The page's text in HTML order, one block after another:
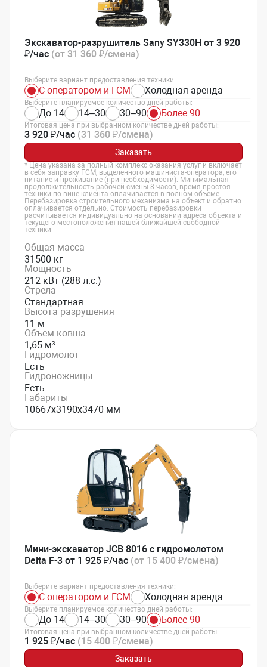
Экскаватор-разрушитель Sany SY330H от 3 920
₽/час (от 31 360 ₽/смена)
Выберите вариант предоставления техники:
С оператором и ГСМ Холодная аренда
Выберите планируемое количество дней работы:
До 14 14–30 30–90 Более 90
Итоговая цена при выбранном количестве дней работы:
3 920 ₽/час (31 360 ₽/смена)
Заказать
* Цена указана за полный комплекс оказания услуг и включает
в себя заправку ГСМ, выделенного машиниста-оператора, его
питание и проживание (при необходимости). Минимальная
продолжительность рабочей смены 8 часов, время простоя
техники по вине клиента оплачивается в полном объеме.
Перебазировка строительного механизма на объект и обратно
оплачивается отдельно. Стоимость перебазировки
расчитывается индивидуально на основании адреса объекта и
текущего местоположения нашей ближайшей свободной
техники
Общая масса
31500 кг
Мощность
212 кВт (288 л.с.)
Стрела
Стандартная
Высота разрушения
11 м
Объем ковша
1,65 м³
Гидромолот
Есть
Гидроножницы
Есть
Габариты
10667х3190х3470 мм
Мини-экскаватор JCB 8016 с гидромолотом
Delta F-3 от 1 925 ₽/час (от 15 400 ₽/смена)
Выберите вариант предоставления техники:
С оператором и ГСМ Холодная аренда
Выберите планируемое количество дней работы:
До 14 14–30 30–90 Более 90
Итоговая цена при выбранном количестве дней работы:
1 925 ₽/час (15 400 ₽/смена)
Заказать